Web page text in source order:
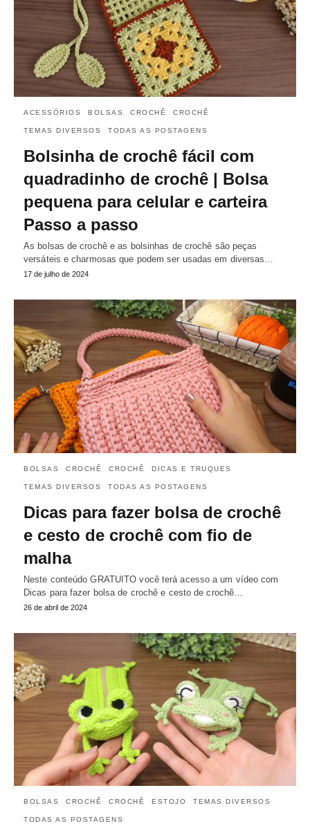
ACESSÓRIOS BOLSAS CROCHÊ CROCHÊ
TEMAS DIVERSOS TODAS AS POSTAGENS
Bolsinha de crochê fácil com
quadradinho de crochê | Bolsa
pequena para celular e carteira
Passo a passo
As bolsas de crochê e as bolsinhas de crochê são peças
versáteis e charmosas que podem ser usadas em diversas…
17 de julho de 2024
BOLSAS CROCHÊ CROCHÊ DICAS E TRUQUES
TEMAS DIVERSOS TODAS AS POSTAGENS
Dicas para fazer bolsa de crochê
e cesto de crochê com fio de
malha
Neste conteúdo GRATUITO você terá acesso a um vídeo com
Dicas para fazer bolsa de crochê e cesto de crochê…
26 de abril de 2024
BOLSAS CROCHÊ CROCHÊ ESTOJO TEMAS DIVERSOS
TODAS AS POSTAGENS